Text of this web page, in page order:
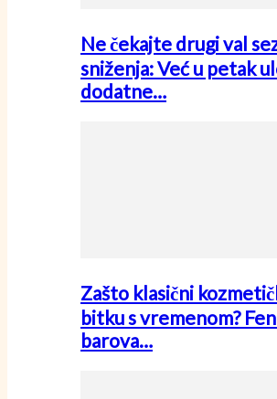
Ne čekajte drugi val
sniženja: Već u petak
dodatne…
Zašto klasični
bitku s vremenom?
barova…